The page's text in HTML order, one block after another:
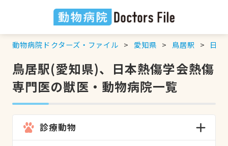
動物病院ドクターズ・ファイル 愛知県 鳥居駅 日本
鳥居駅(愛知県)、日本熱傷学会熱傷
専門医の獣医・動物病院一覧
診療動物